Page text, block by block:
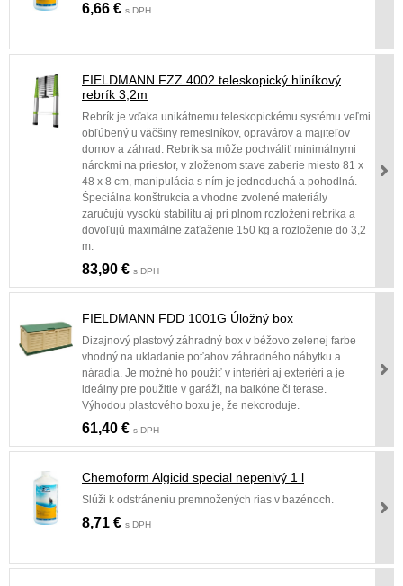
6,66 € s DPH
FIELDMANN FZZ 4002 teleskopický hliníkový
rebrík 3,2m
Rebrík je vďaka unikátnemu teleskopickému systému veľmi
obľúbený u väčšiny remeslníkov, opravárov a majiteľov
domov a záhrad. Rebrík sa môže pochváliť minimálnymi
nárokmi na priestor, v zloženom stave zaberie miesto 81 x
48 x 8 cm, manipulácia s ním je jednoduchá a pohodlná.
Špeciálna konštrukcia a vhodne zvolené materiály
zaručujú vysokú stabilitu aj pri plnom rozložení rebríka a
dovoľujú maximálne zaťaženie 150 kg a rozloženie do 3,2
m.
83,90 € s DPH
FIELDMANN FDD 1001G Úložný box
Dizajnový plastový záhradný box v béžovo zelenej farbe
vhodný na ukladanie poťahov záhradného nábytku a
náradia. Je možné ho použiť v interiéri aj exteriéri a je
ideálny pre použitie v garáži, na balkóne či terase.
Výhodou plastového boxu je, že nekoroduje.
61,40 € s DPH
Chemoform Algicid special nepenivý 1 l
Slúži k odstráneniu premnožených rias v bazénoch.
8,71 € s DPH